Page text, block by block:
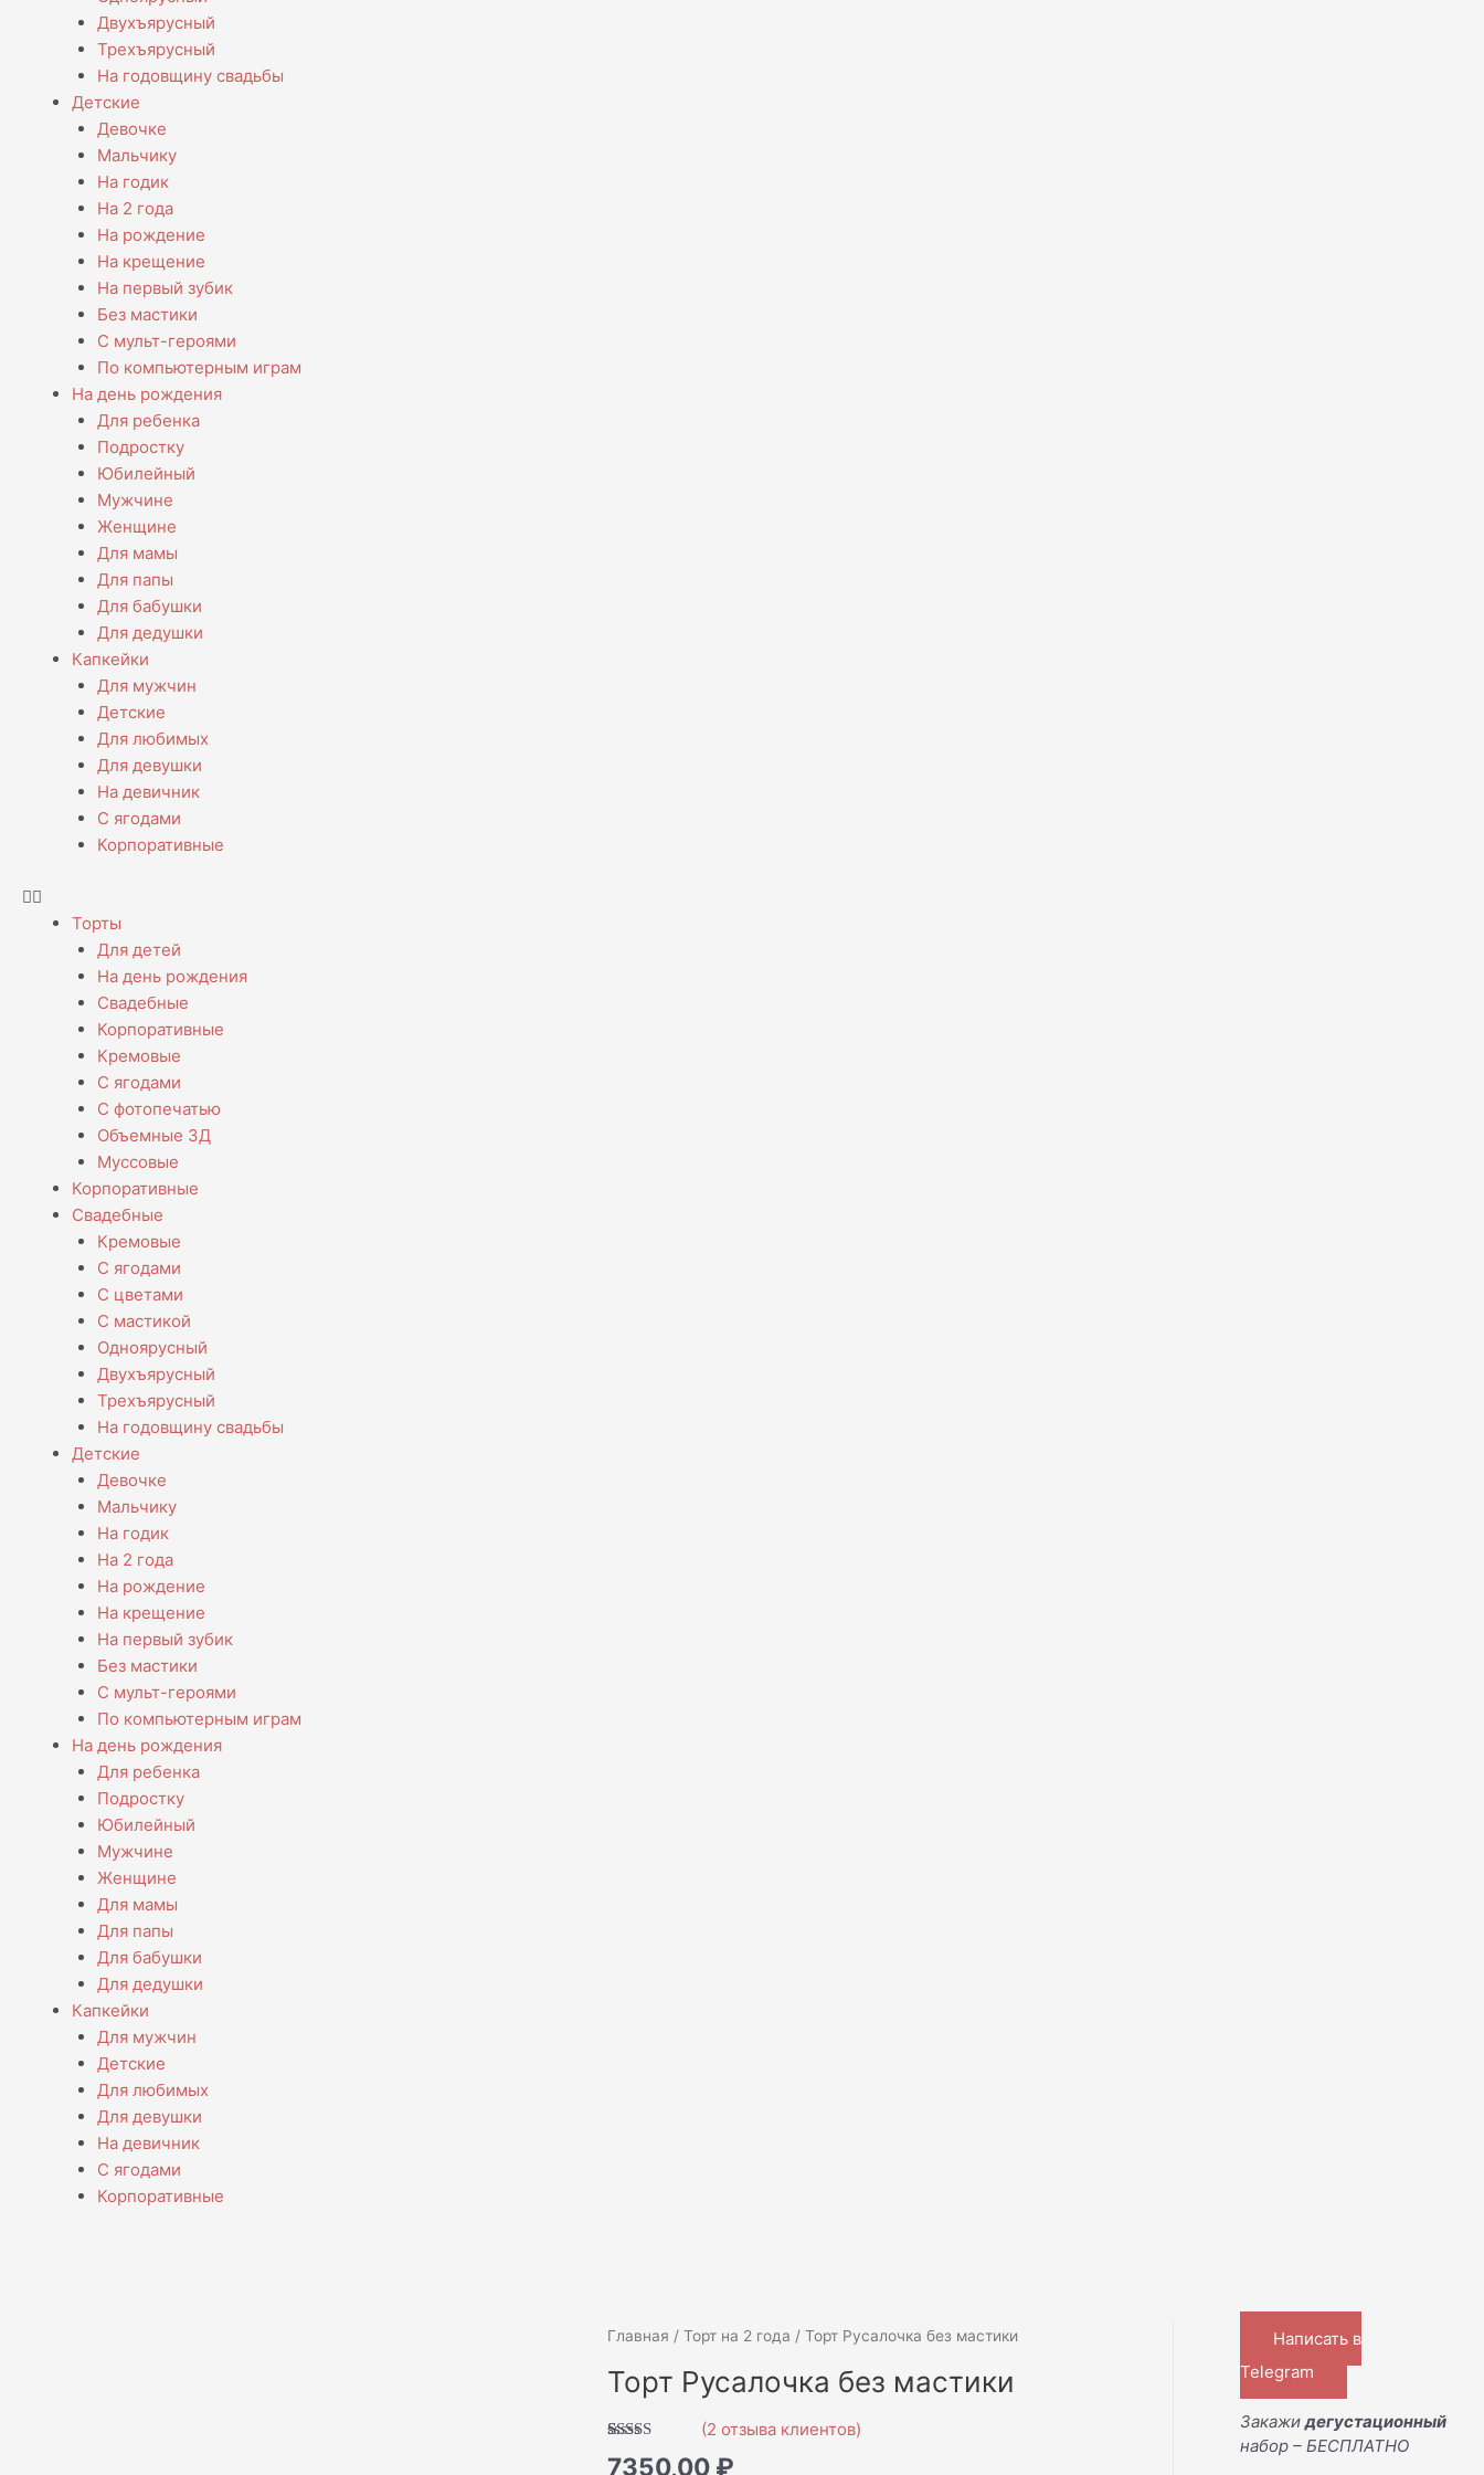
Двухъярусный
Трехъярусный
На годовщину свадьбы
Детские
Девочке
Мальчику
На годик
На 2 года
На рождение
На крещение
На первый зубик
Без мастики
С мульт-героями
По компьютерным играм
На день рождения
Для ребенка
Подростку
Юбилейный
Мужчине
Женщине
Для мамы
Для папы
Для бабушки
Для дедушки
Капкейки
Для мужчин
Детские
Для любимых
Для девушки
На девичник
С ягодами
Корпоративные
Торты
Для детей
На день рождения
Свадебные
Корпоративные
Кремовые
С ягодами
С фотопечатью
Объемные 3Д
Муссовые
Корпоративные
Свадебные
Кремовые
С ягодами
С цветами
С мастикой
Одноярусный
Двухъярусный
Трехъярусный
На годовщину свадьбы
Детские
Девочке
Мальчику
На годик
На 2 года
На рождение
На крещение
На первый зубик
Без мастики
С мульт-героями
По компьютерным играм
На день рождения
Для ребенка
Подростку
Юбилейный
Мужчине
Женщине
Для мамы
Для папы
Для бабушки
Для дедушки
Капкейки
Для мужчин
Детские
Для любимых
Для девушки
На девичник
С ягодами
Корпоративные
Главная /Торт на 2 года / Торт Русалочка без мастики
Торт Русалочка без мастики
Рейтинг
5.00из 5 на
2
(2 отзыва клиентов)
7350,00 ₽
Количество
Торт
без
мастики
Написать в
Telegram
Закажидегустационный
набор – БЕСПЛАТНО